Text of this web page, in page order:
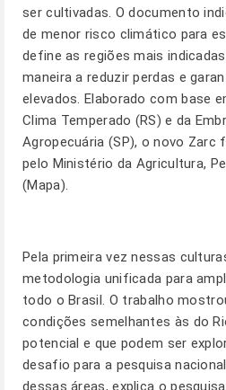
ser cultivadas. O documento
de menor risco climático para
define as regiões mais
maneira a reduzir perdas e
elevados. Elaborado com base
Clima Temperado (RS) e da
Agropecuária (SP), o novo Zarc
pelo Ministério da Agricultura,
(Mapa).
Pela primeira vez nessas
metodologia unificada para
todo o Brasil. O trabalho
condições semelhantes às do
potencial e que podem ser
desafio para a pesquisa
dessas áreas, explica o